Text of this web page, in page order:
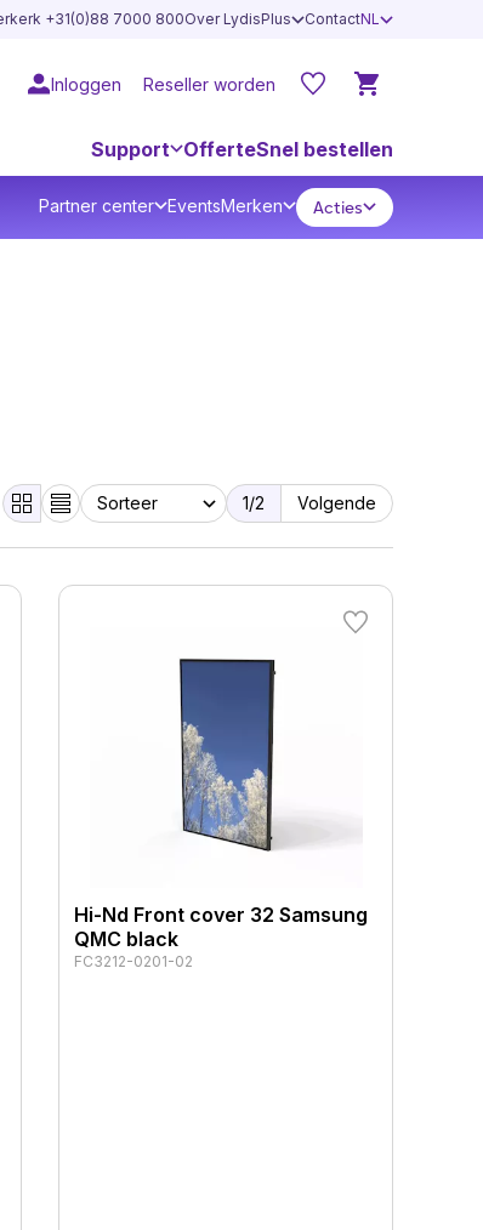
+31(0)88 7000 800Over LydisPlus ContactNL
Inloggen Reseller worden
Support OfferteSnel bestellen
Partner center EventsMerken Acties
1/2 Volgende
Hi-Nd Front cover 32 Samsung
QMC black
FC3212-0201-02